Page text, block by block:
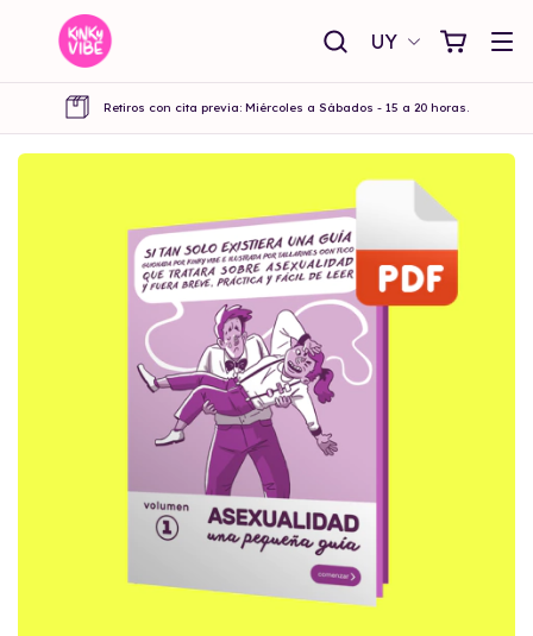
UY
Retiros con cita previa: Miércoles a Sábados - 15 a 20 horas.